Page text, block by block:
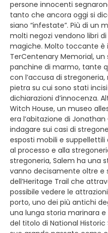
persone innocenti
tanto che ancora oggi si
siano “infestate”. Più di un
molti negozi vendono libri
magiche. Molto toccante è
TerCentenary Memorial,
panchine di marmo, tante
con l’accusa di
pietra su cui sono stati
dichiarazioni d’innocenza.
Witch House, un museo
era l’abitazione di
indagare sui casi di
esposti mobili e
al processo e alla
stregoneria, Salem ha una
vanno decisamente oltre e
dell’Heritage Trail che
possibile vedere le
porto, uno dei più antichi
una lunga storia marinara
del titolo di National